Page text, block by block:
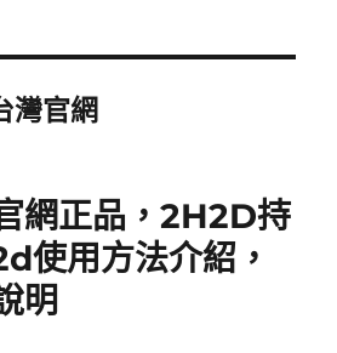
灣官網
網正品，2H2D持
使用方法介紹，
明